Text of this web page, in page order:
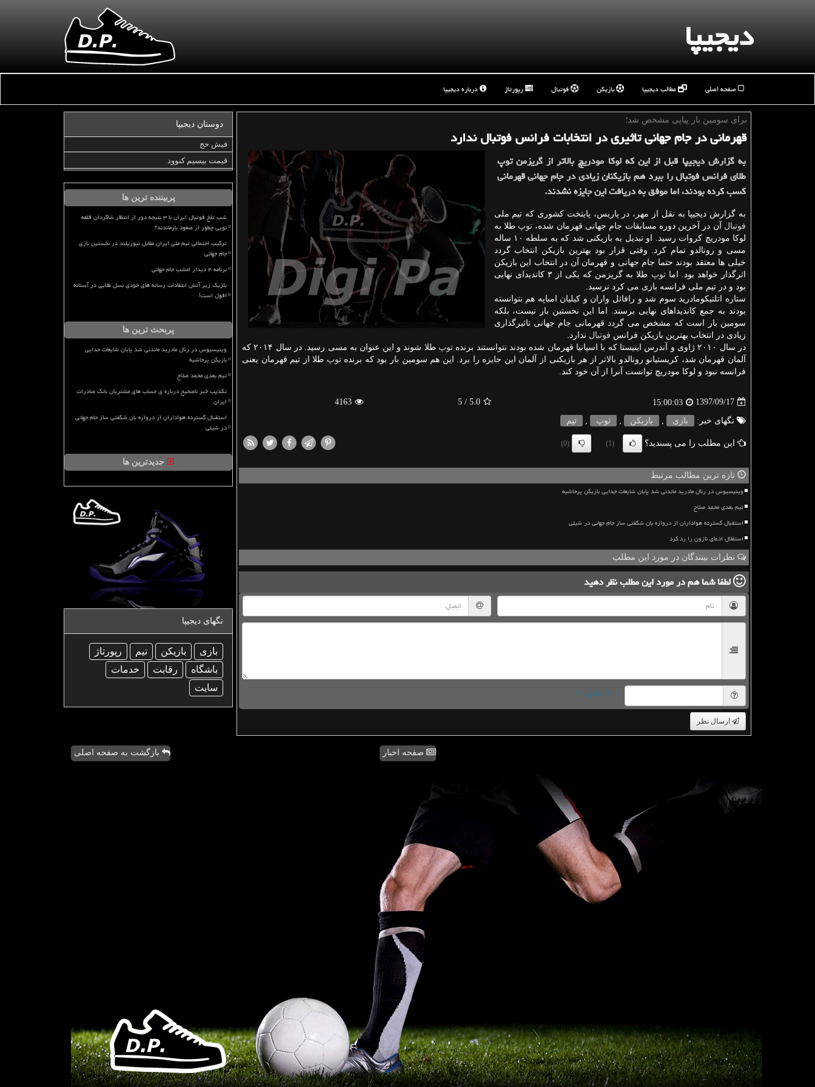
دیجیپا
صفحه اصلی مطالب دیجیپا بازیکن فوتبال رپورتاژ درباره دیجیپا
برای سومین بار پیاپی مشخص شد؛
قهرمانی در جام جهانی تاثیری در انتخابات فرانس فوتبال ندارد
به گزارش دیجیپا قبل از این كه لوكا مودریچ بالاتر از گریزمن توپ
طلای فرانس فوتبال را ببرد هم بازیكنان زیادی در جام جهانی قهرمانی
كسب كرده بودند، اما موفق به دریافت این جایزه نشدند.
به گزارش دیجیپا به نقل از مهر، در پاریس، پایتخت كشوری كه تیم ملی
فوتبال آن در آخرین دوره مسابقات جام جهانی قهرمان شده، توپ طلا به
لوكا مودریچ كروات رسید. او تبدیل به بازیكنی شد كه به سلطه ۱۰ ساله
مسی و رونالدو تمام كرد. وقتی قرار بود بهترین بازیكن انتخاب گردد
خیلی ها معتقد بودند حتما جام جهانی و قهرمان آن در انتخاب این بازیكن
اثرگذار خواهد بود. اماتوپ
طلا به گریزمن كه یكی از ۳ كاندیدای نهایی
بود و در تیم ملی فرانسه بازی می كرد نرسید.
ستاره اتلتیكومادرید سوم شد و رافائل واران و كیلیان امباپه هم نتوانسته
بودند به جمع كاندیداهای نهایی برسند. اما این نخستین بار نیست، بلكه
سومین بار است كه مشخص می گردد قهرمانی جام جهانی تاثیرگذاری
زیادی در انتخاب بهترین بازیكن فرانس فوتبال ندارد.
در سال ۲۰۱۰ ژاوی و آندرس اینیستا كه با اسپانیا قهرمان شده بودند نتوانستند برنده
توپ
طلا شوند و این عنوان به مسی رسید. در سال ۲۰۱۴ كه
آلمان قهرمان شد، كریستیانو رونالدو بالاتر از هر بازیكنی از آلمان این جایزه را برد. این هم سومین بار بود كه برندهتوپ طلا از تیم قهرمان یعنی
فرانسه نبود و لوكا مودریچ توانست آنرا از آن خود كند.
1397/09/17
15:00:03
5.0
/ 5
4163
تگهای خبر: بازی بازیكن توپ تیم
این مطلب را می پسندید؟ (1)
(0)
تازه ترین مطالب مرتبط
وینیسیوس در رئال مادرید ماندنی شد پایان شایعات جدایی بازیکن پرحاشیه
تیم بعدی محمد صلاح
استقبال گسترده هواداران از دروازه بان شگفتی ساز جام جهانی در شیلی
استقلال ادعای نازون را رد کرد
نظرات بینندگان در مورد این مطلب
لطفا شما همدر مورد این مطلبنظر دهید
= ۴ بعلاوه ۱
ارسال نظر
دوستان دیجیپا
فیش حج
قیمت بیسیم کنوود
پربیننده ترین ها
شب تلخ فوتبال ایران با ۳ نتیجه دور از انتظار شاگردان قلعه
نویی چطور از صعود بازماندند؟
ترکیب احتمالی تیم ملی ایران مقابل نیوزیلند در نخستین بازی
جام جهانی
برنامه ۴ دیدار امشب جام جهانی
بلژیک زیر آتش انتقادات رسانه های خودی نسل طلایی در آستانه
افول است!
پربحث ترین ها
وینیسیوس در رئال مادرید ماندنی شد پایان شایعات جدایی
بازیکن پرحاشیه
تیم بعدی محمد صلاح
تکذیب خبر ناصحیح درباره ی حساب های مشتریان بانک صادرات
ایران
استقبال گسترده هواداران از دروازه بان شگفتی ساز جام جهانی
در شیلی
جدیدترین ها
تگهای دیجیپا
بازی بازیكن تیم
رپورتاژ
باشگاه
رقابت
خدمات
سایت
صفحه اخبار بازگشت به صفحه اصلی